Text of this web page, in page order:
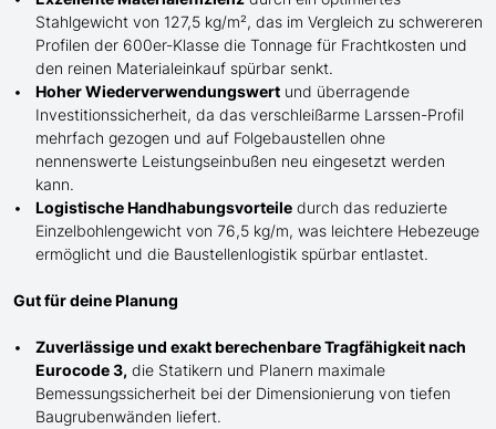
Stahlgewicht von 127,5 kg/m², das im Vergleich zu schwereren
Profilen der 600er-Klasse die Tonnage für Frachtkosten und
den reinen Materialeinkauf spürbar senkt.
Hoher Wiederverwendungswert und überragende
Investitionssicherheit, da das verschleißarme Larssen-Profil
mehrfach gezogen und auf Folgebaustellen ohne
nennenswerte Leistungseinbußen neu eingesetzt werden
kann.
Logistische Handhabungsvorteile durch das reduzierte
Einzelbohlengewicht von 76,5 kg/m, was leichtere Hebezeuge
ermöglicht und die Baustellenlogistik spürbar entlastet.
Gut für deine Planung
Zuverlässige und exakt berechenbare Tragfähigkeit nach
Eurocode 3, die Statikern und Planern maximale
Bemessungssicherheit bei der Dimensionierung von tiefen
Baugrubenwänden liefert.